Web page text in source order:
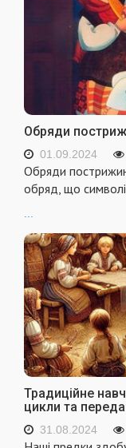
Обряди
01.09.2024
Обряди
обряд, що
Традиційне
цикли та
31.08.2024